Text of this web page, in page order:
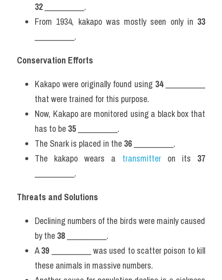
32 __________.
From 1934, kakapo was mostly seen only in 33
__________.
Conservation Efforts
Kakapo were originally found using 34 __________
that were trained for this purpose.
Now, Kakapo are monitored using a black box that
has to be 35 __________.
The Snark is placed in the 36 __________.
The kakapo wears a transmitter on its 37
__________.
Threats and Solutions
Declining numbers of the birds were mainly caused
by the 38 __________.
A 39 __________ was used to scatter poison to kill
these animals in massive numbers.